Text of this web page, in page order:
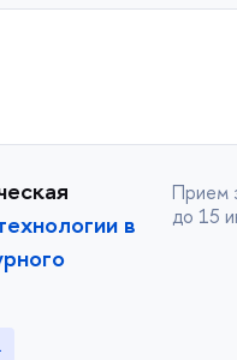
в
Прием
до 15